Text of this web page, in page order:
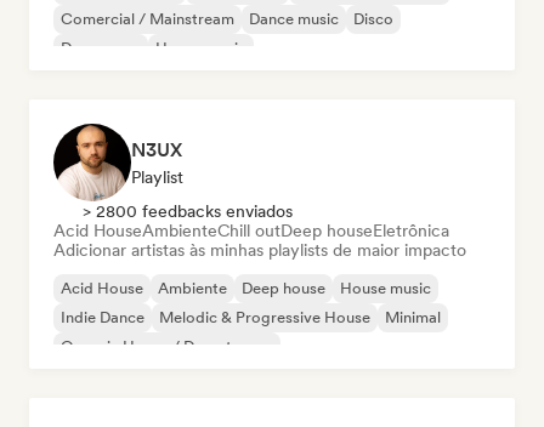
Comercial / Mainstream
Dance music
Disco
Dream pop
House music
N3UX
Playlist
> 2800 feedbacks enviados
Acid HouseAmbienteChill outDeep houseEletrônica
Adicionar artistas às minhas playlists de maior impacto
Acid House Ambiente Deep house
House music
Indie Dance
Melodic & Progressive House
Minimal
Organic House / Downtempo